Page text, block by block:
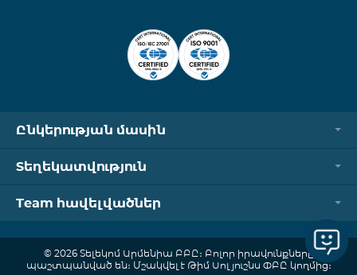
Ընկերության մասին
Տեղեկատվություն
Team հավելվածներ
© 2026 Տելեկոմ Արմենիա ԲԲԸ։ Բոլոր իրավունքները
պաշտպանված են։ Մշակվել է Թիմ Սոլյուշնս ՓԲԸ կողմից։